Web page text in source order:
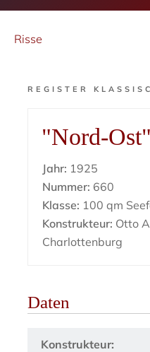
Risse
REGISTER
"Nord-
Jahr: 1925
Nummer: 660
Klasse: 100 qm
Konstrukteur: Otto
Charlottenburg
Daten
Konstrukteur: